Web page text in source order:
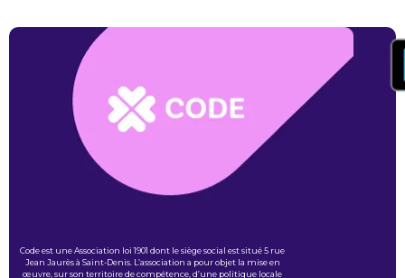
Code est une Association loi 1901 dont le siège social est situé 5 rue
Jean Jaurès à Saint-Denis. L’association a pour objet la mise en
œuvre, sur son territoire de compétence, d’une politique locale